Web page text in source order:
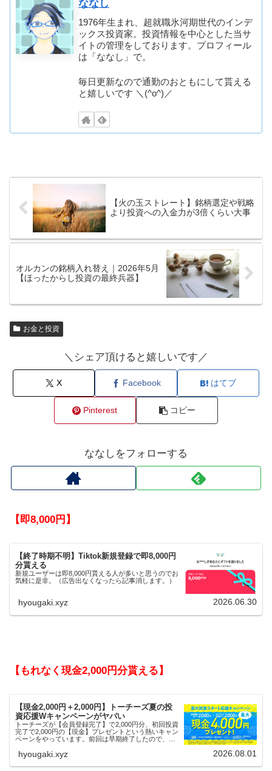
ななし
1976年生まれ、超就職氷河期世代のインデ
ックス投資家。投資情報を中心とした当サ
イトの管理をしております。プロフィール
は「ななし」で。
毎日更新なので通勤のおともにして貰える
と嬉しいです ＼(^o^)／
【火の玉ストレート】銘柄選定や戦略
より投資への入金力が3倍くらい大事
オルカンの銘柄入れ替え｜2026年5月
【ほったからし投資の最終兵器】
お金と投資
＼シェア頂けると嬉しいです／
X Facebook はてブ
Pinterest コピー
ななしをフォローする
【即8,000円】
【終了時期不明】Tiktok新規登録で即8,000円
分貰える
新規ユーザーは即8,000円貰える人が多いと思うのでお
気軽に是非。（広告出なくなったら記事消します。）
hyougaki.xyz 2026.06.30
【もれなく現金2,000円分貰える】
【現金2,000円＋2,000円】トーチーズ夏の投
資応援Wキャンペーンがヤバい
トーチーズが【会員登録完了】で2,000円分、初回投資
完了で2,000円の【現金】プレゼントという熱いキャン
ペーンをやっています。前回は早期終了したので、使
hyougaki.xyz 2026.08.01